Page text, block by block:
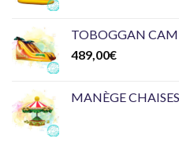
TOBOGGAN
489,00€
MANÈGE